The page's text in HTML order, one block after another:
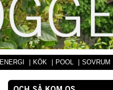
ENERGI KÖK POOL SOVRUM